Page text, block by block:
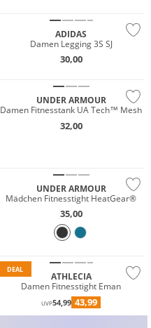
ADIDAS
Damen Legging 3S SJ
30,00
UNDER ARMOUR
Damen Fitnesstank UA Tech™ Mesh
32,00
UNDER ARMOUR
Mädchen Fitnesstight HeatGear®
35,00
DEAL
ATHLECIA
Damen Fitnesstight Eman
UVP54,99 43,99